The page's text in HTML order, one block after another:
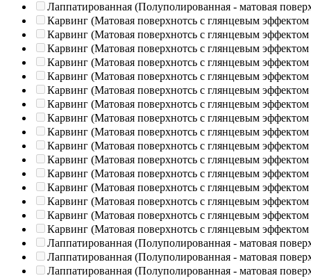
Лаппатированная (Полуполированная - матовая
Карвинг (Матовая поверхнотсь с глянцевым эффектом
Карвинг (Матовая поверхнотсь с глянцевым эффектом
Карвинг (Матовая поверхнотсь с глянцевым эффектом
Карвинг (Матовая поверхнотсь с глянцевым эффектом
Карвинг (Матовая поверхнотсь с глянцевым эффектом
Карвинг (Матовая поверхнотсь с глянцевым эффектом
Карвинг (Матовая поверхнотсь с глянцевым эффектом
Карвинг (Матовая поверхнотсь с глянцевым эффектом
Карвинг (Матовая поверхнотсь с глянцевым эффектом
Карвинг (Матовая поверхнотсь с глянцевым эффектом
Карвинг (Матовая поверхнотсь с глянцевым эффектом
Карвинг (Матовая поверхнотсь с глянцевым эффектом
Карвинг (Матовая поверхнотсь с глянцевым эффектом
Карвинг (Матовая поверхнотсь с глянцевым эффектом
Карвинг (Матовая поверхнотсь с глянцевым эффектом
Карвинг (Матовая поверхнотсь с глянцевым эффектом
Лаппатированная (Полуполированная - матовая
Лаппатированная (Полуполированная - матовая
Лаппатированная (Полуполированная - матовая